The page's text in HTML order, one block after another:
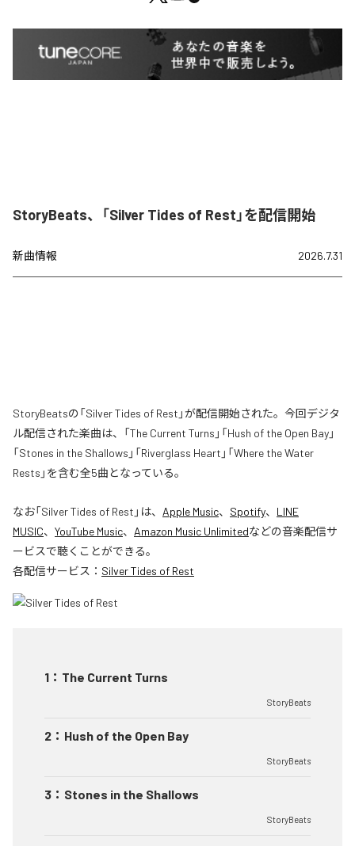
StoryBeats、「Silver Tides of Rest」を配信開始
新曲情報 2026.7.31
StoryBeatsの「Silver Tides of Rest」が配信開始された。今回デジタ
ル配信された楽曲は、「The Current Turns」「Hush of the Open Bay」
「Stones in the Shallows」「Riverglass Heart」「Where the Water
Rests」を含む全5曲となっている。
なお「Silver Tides of Rest 」は、 Apple Music、 Spotify、 LINE
MUSIC、 YouTube Music、 Amazon Music Unlimitedなどの音楽配信サ
ービスで聴くことができる。
各配信サービス： Silver Tides of Rest
1 ： The Current Turns
StoryBeats
2 ： Hush of the Open Bay
StoryBeats
3 ： Stones in the Shallows
StoryBeats